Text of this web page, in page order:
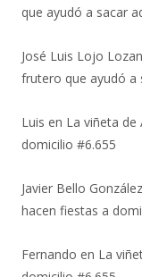
que ayudó a sacar
José Luis Lojo
frutero que ayudó a
Luis en La viñeta de
domicilio #6.655
Javier Bello González
hacen fiestas a
Fernando en La